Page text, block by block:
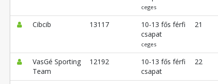
ceges
Cibcib 13117
10-13 fős férfi
csapat
ceges
21
VasGé Sporting
Team
12192
10-13 fős férfi
csapat
22